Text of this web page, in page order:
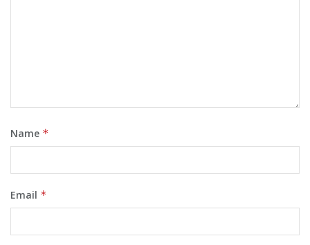
Name *
Email *